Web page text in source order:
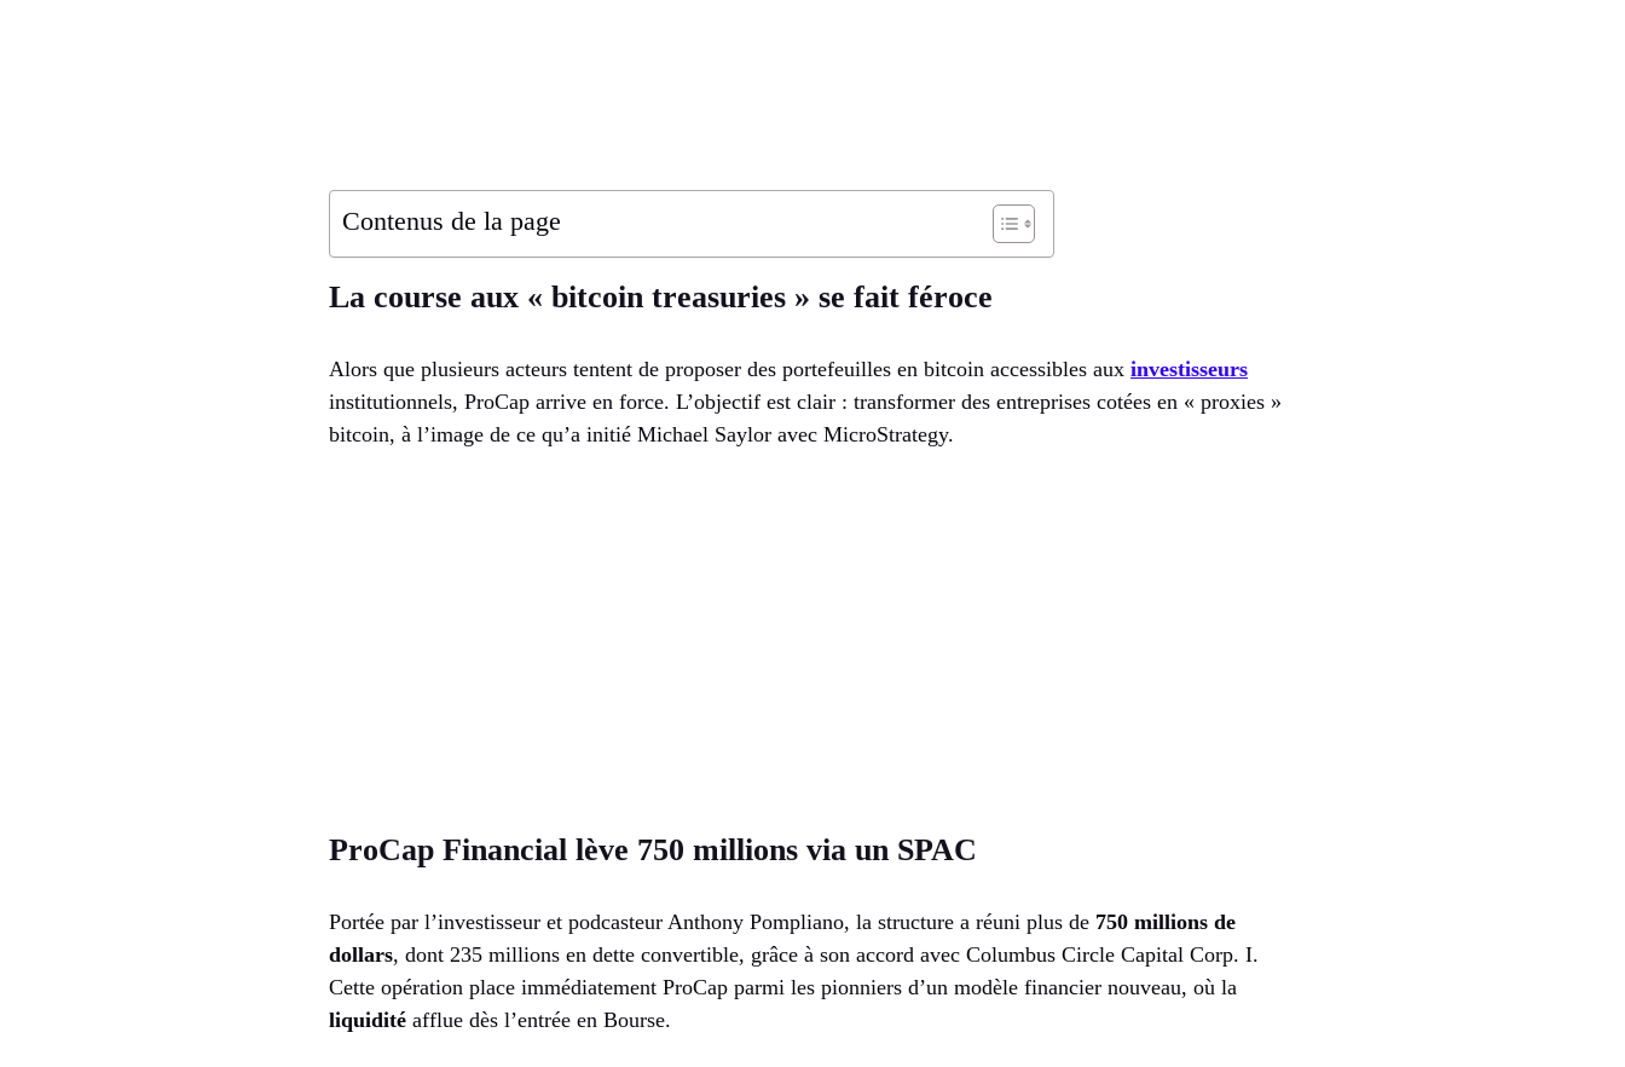
Contenus de la page
La course aux « bitcoin treasuries » se fait féroce
Alors que plusieurs acteurs tentent de proposer des portefeuilles en bitcoin accessibles aux investisseurs
institutionnels, ProCap arrive en force. L’objectif est clair : transformer des entreprises cotées en « proxies »
bitcoin, à l’image de ce qu’a initié Michael Saylor avec MicroStrategy.
ProCap Financial lève 750 millions via un SPAC
Portée par l’investisseur et podcasteur Anthony Pompliano, la structure a réuni plus de 750 millions de
dollars, dont 235 millions en dette convertible, grâce à son accord avec Columbus Circle Capital Corp. I.
Cette opération place immédiatement ProCap parmi les pionniers d’un modèle financier nouveau, où la
liquidité afflue dès l’entrée en Bourse.